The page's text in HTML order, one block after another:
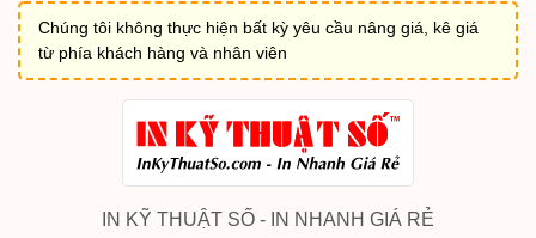
Chúng tôi không thực hiện bất kỳ yêu cầu nâng giá, kê giá
từ phía khách hàng và nhân viên
IN KỸ THUẬT SỐ - IN NHANH GIÁ RẺ